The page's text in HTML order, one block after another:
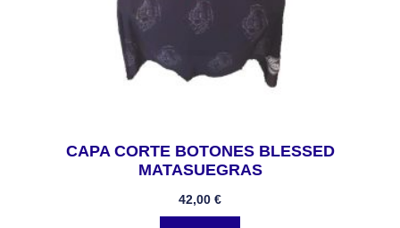
CAPA CORTE BOTONES BLESSED
MATASUEGRAS
42,00 €